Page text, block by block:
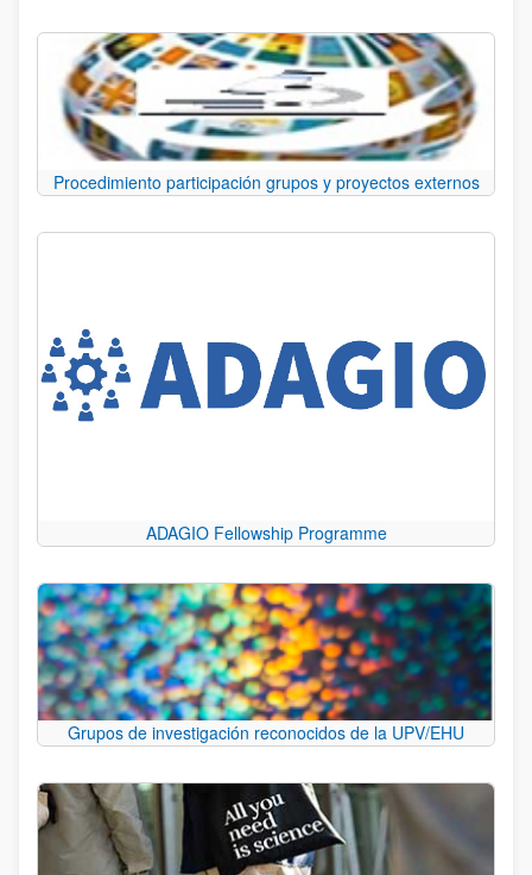
Procedimiento participación grupos y proyectos externos
ADAGIO Fellowship Programme
Grupos de investigación reconocidos de la UPV/EHU